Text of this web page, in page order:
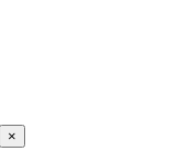
×